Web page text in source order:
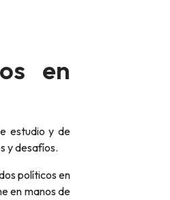
en
y desafíos.
en manos de